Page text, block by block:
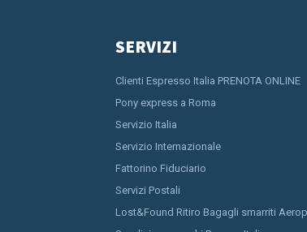
SERVIZI
Clienti Espresso Italia PRENOTA ONLINE
Pony express a Roma
Servizio Italia
Servizio Internazionale
Fattorino Fiduciario
Servizi Postali
Lost&Found Ritiro Bagagli smarriti